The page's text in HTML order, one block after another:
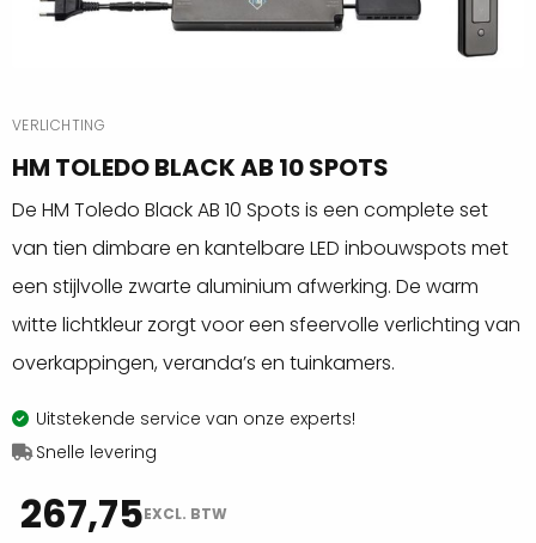
VERLICHTING
HM TOLEDO BLACK AB 10 SPOTS
De HM Toledo Black AB 10 Spots is een complete set
van tien dimbare en kantelbare LED inbouwspots met
een stijlvolle zwarte aluminium afwerking. De warm
witte lichtkleur zorgt voor een sfeervolle verlichting van
overkappingen, veranda’s en tuinkamers.
Uitstekende service van onze experts!
Snelle levering
267,75EXCL. BTW